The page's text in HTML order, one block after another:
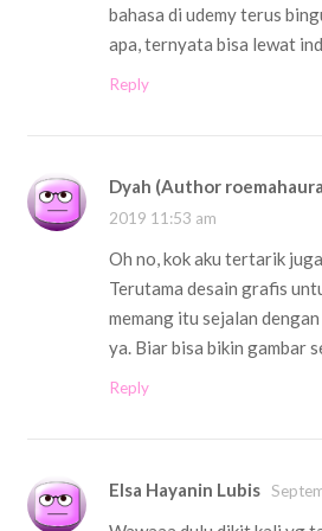
bahasa di udemy terus
apa, ternyata bisa lewat
Reply
Dyah (Author
2019 11:53 am
Oh no, kok aku tertarik
Terutama desain grafis
memang itu sejalan
ya. Biar bisa bikin gambar
Reply
Elsa Hayanin Lubis